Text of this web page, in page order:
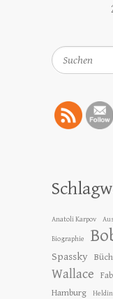
Suchen
Anatoli Karpov
Biographie
Spassky
Wallace
Hamburg